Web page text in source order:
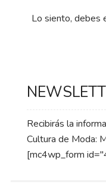
Lo siento, debes
Recibirás la
Cultura de Moda:
[mc4wp_form